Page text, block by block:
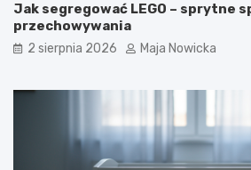
Jak segregować LEGO – sprytne
przechowywania
2 sierpnia 2026 Maja Nowicka